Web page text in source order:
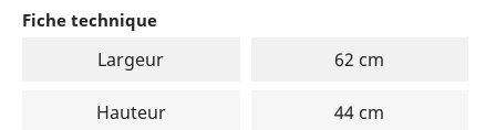
Fiche technique
Largeur 62 cm
Hauteur 44 cm